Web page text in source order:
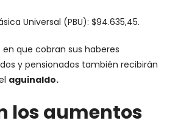
Universal (PBU): $94.635,45.
que cobran sus haberes
y pensionados también recibirán
aguinaldo.
los aumentos